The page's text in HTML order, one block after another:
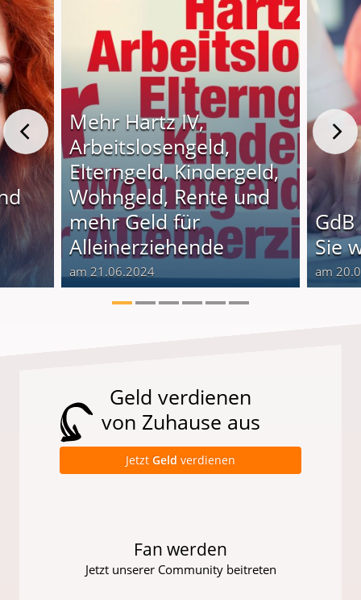
Mehr Hartz IV,
Arbeitslosengeld,
Elterngeld, Kindergeld,
Wohngeld, Rente und
mehr Geld für
Alleinerziehende
am 21.06.2024
Sie
am
Geld verdienen
von Zuhause aus
Jetzt Geld verdienen
Fan werden
Jetzt unserer Community beitreten